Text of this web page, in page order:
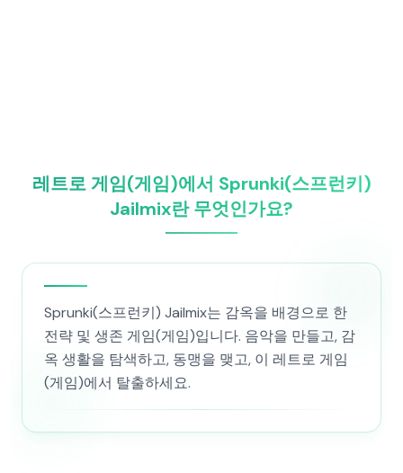
레트로 게임(게임)에서 Sprunki(스프런키)
Jailmix란 무엇인가요?
Sprunki(스프런키) Jailmix는 감옥을 배경으로 한
전략 및 생존 게임(게임)입니다. 음악을 만들고, 감
옥 생활을 탐색하고, 동맹을 맺고, 이 레트로 게임
(게임)에서 탈출하세요.